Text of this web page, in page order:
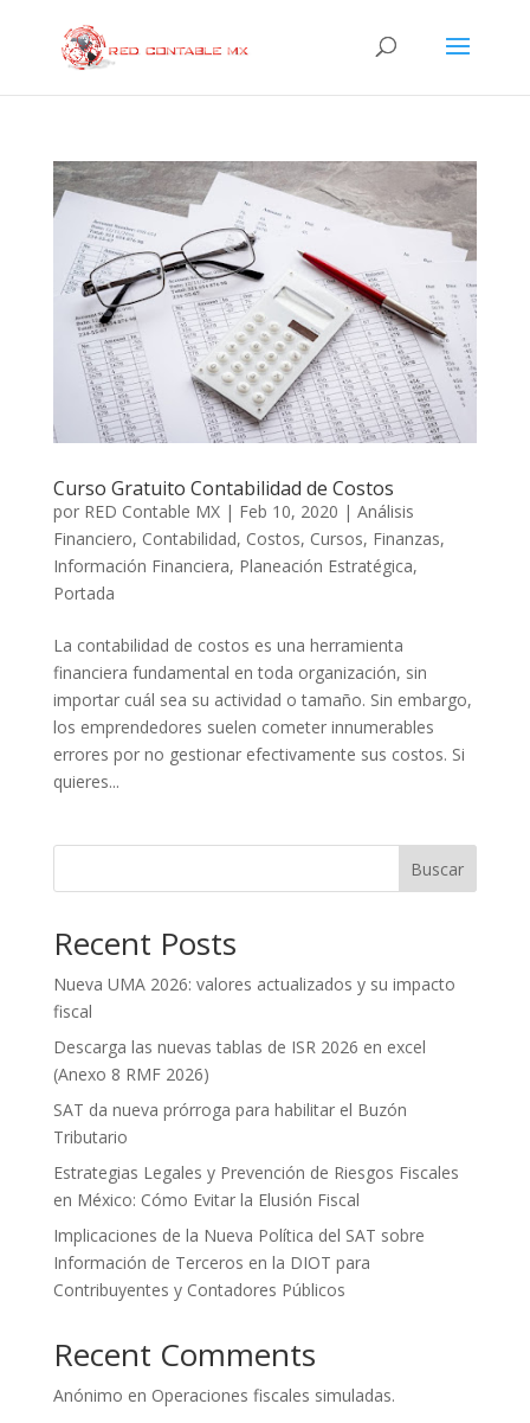
Curso Gratuito Contabilidad de Costos
por RED Contable MX| Feb 10, 2020 | Análisis
Financiero, Contabilidad, Costos, Cursos, Finanzas,
Información Financiera, Planeación Estratégica,
Portada
La contabilidad de costos es una herramienta
financiera fundamental en toda organización, sin
importar cuál sea su actividad o tamaño. Sin embargo,
los emprendedores suelen cometer innumerables
errores por no gestionar efectivamente sus costos. Si
quieres...
Buscar
Recent Posts
Nueva UMA 2026: valores actualizados y su impacto
fiscal
Descarga las nuevas tablas de ISR 2026 en excel
(Anexo 8 RMF 2026)
SAT da nueva prórroga para habilitar el Buzón
Tributario
Estrategias Legales y Prevención de Riesgos Fiscales
en México: Cómo Evitar la Elusión Fiscal
Implicaciones de la Nueva Política del SAT sobre
Información de Terceros en la DIOT para
Contribuyentes y Contadores Públicos
Recent Comments
Anónimo en Operaciones fiscales simuladas.